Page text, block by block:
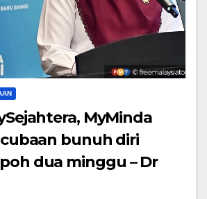
MyMinda
cubaan bunuh diri
dua minggu – Dr